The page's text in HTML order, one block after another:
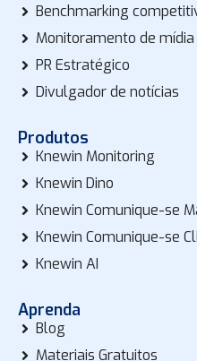
Benchmarking
Monitoramento de mídia
PR Estratégico
Divulgador de notícias
Produtos
Knewin Monitoring
Knewin Dino
Knewin Comunique-se
Knewin Comunique-se
Knewin AI
Aprenda
Blog
Materiais Gratuitos